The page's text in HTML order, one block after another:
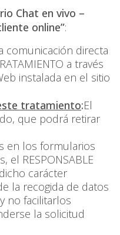
Chat en vivo –
online”:
comunicación directa
a través
instalada en el sitio
tratamiento:El
que podrá retirar
en los formularios
el RESPONSABLE
carácter
la recogida de datos
no facilitarlos
la solicitud